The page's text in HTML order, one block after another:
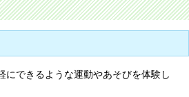
にできるような運動やあそびを体験し